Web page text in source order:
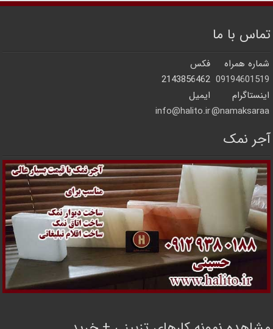
تماس با ما
شماره همراه
فکس
09194601519
2143856462
اینستاگرام
ایمیل
namaksaraa@
info@halito.ir
آجر نمک